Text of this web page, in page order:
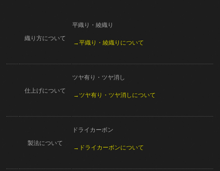
織り方について
平織り・綾織り
→平織り・綾織りについて
仕上げについて
ツヤ有り・ツヤ消し
→ツヤ有り・ツヤ消しについて
製法について
ドライカーボン
→ドライカーボンについて